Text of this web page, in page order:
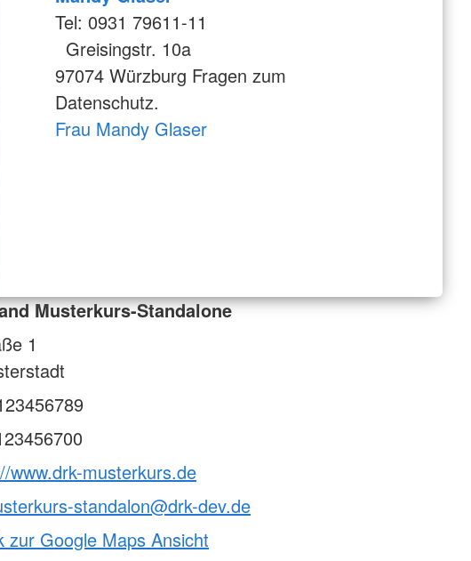
Tel: 0931 79611-11
Greisingstr. 10a
97074 Würzburg Fragen zum
Datenschutz.
Frau Mandy Glaser
Musterkurs-Standalone
1
www.drk-musterkurs.de
standalon@drk-dev.de
zur Google Maps Ansicht